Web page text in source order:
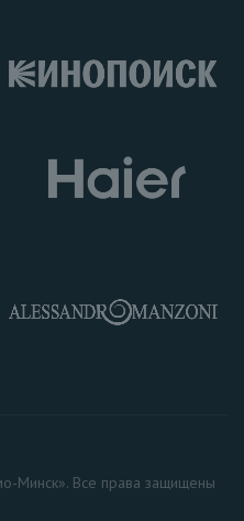
Минск». Все права защищены